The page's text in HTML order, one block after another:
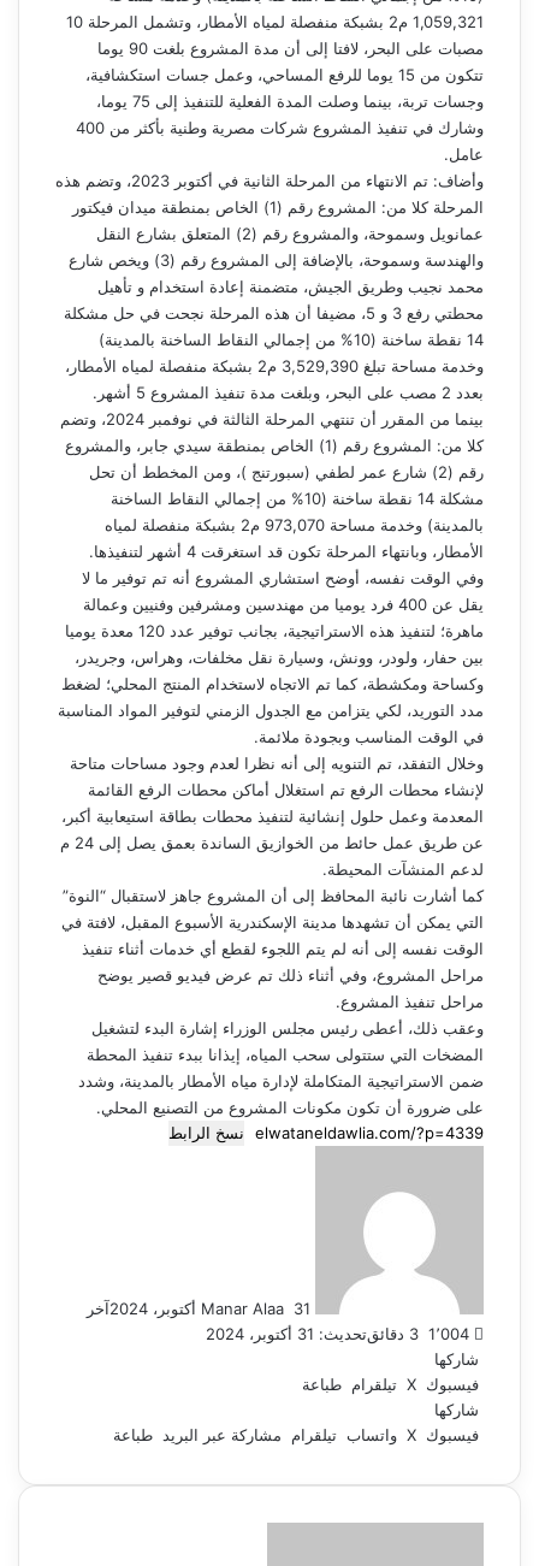
1,059,321 م2 بشبكة منفصلة لمياه الأمطار، وتشمل المرحلة 10
مصبات على البحر، لافتا إلى أن مدة المشروع بلغت 90 يوما
تتكون من 15 يوما للرفع المساحي، وعمل جسات استكشافية،
وجسات تربة، بينما وصلت المدة الفعلية للتنفيذ إلى 75 يوما،
وشارك في تنفيذ المشروع شركات مصرية وطنية بأكثر من 400
عامل.
وأضاف: تم الانتهاء من المرحلة الثانية في أكتوبر 2023، وتضم هذه
المرحلة كلا من: المشروع رقم (1) الخاص بمنطقة ميدان فيكتور
عمانويل وسموحة، والمشروع رقم (2) المتعلق بشارع النقل
والهندسة وسموحة، بالإضافة إلى المشروع رقم (3) ويخص شارع
محمد نجيب وطريق الجيش، متضمنة إعادة استخدام و تأهيل
محطتي رفع 3 و 5، مضيفا أن هذه المرحلة نجحت في حل مشكلة
14 نقطة ساخنة (10% من إجمالي النقاط الساخنة بالمدينة)
وخدمة مساحة تبلغ 3,529,390 م2 بشبكة منفصلة لمياه الأمطار،
بعدد 2 مصب على البحر، وبلغت مدة تنفيذ المشروع 5 أشهر.
بينما من المقرر أن تنتهي المرحلة الثالثة في نوفمبر 2024، وتضم
كلا من: المشروع رقم (1) الخاص بمنطقة سيدي جابر، والمشروع
رقم (2) شارع عمر لطفي (سبورتنج )، ومن المخطط أن تحل
مشكلة 14 نقطة ساخنة (10% من إجمالي النقاط الساخنة
بالمدينة) وخدمة مساحة 973,070 م2 بشبكة منفصلة لمياه
الأمطار، وبانتهاء المرحلة تكون قد استغرقت 4 أشهر لتنفيذها.
وفي الوقت نفسه، أوضح استشاري المشروع أنه تم توفير ما لا
يقل عن 400 فرد يوميا من مهندسين ومشرفين وفنيين وعمالة
ماهرة؛ لتنفيذ هذه الاستراتيجية، بجانب توفير عدد 120 معدة يوميا
بين حفار، ولودر، وونش، وسيارة نقل مخلفات، وهراس، وجريدر،
وكساحة ومكشطة، كما تم الاتجاه لاستخدام المنتج المحلي؛ لضغط
مدد التوريد، لكي يتزامن مع الجدول الزمني لتوفير المواد المناسبة
في الوقت المناسب وبجودة ملائمة.
وخلال التفقد، تم التنويه إلى أنه نظرا لعدم وجود مساحات متاحة
لإنشاء محطات الرفع تم استغلال أماكن محطات الرفع القائمة
المعدمة وعمل حلول إنشائية لتنفيذ محطات بطاقة استيعابية أكبر،
عن طريق عمل حائط من الخوازيق الساندة بعمق يصل إلى 24 م
لدعم المنشآت المحيطة.
كما أشارت نائبة المحافظ إلى أن المشروع جاهز لاستقبال “النوة”
التي يمكن أن تشهدها مدينة الإسكندرية الأسبوع المقبل، لافتة في
الوقت نفسه إلى أنه لم يتم اللجوء لقطع أي خدمات أثناء تنفيذ
مراحل المشروع، وفي أثناء ذلك تم عرض فيديو قصير يوضح
مراحل تنفيذ المشروع.
وعقب ذلك، أعطى رئيس مجلس الوزراء إشارة البدء لتشغيل
المضخات التي ستتولى سحب المياه، إيذانا ببدء تنفيذ المحطة
ضمن الاستراتيجية المتكاملة لإدارة مياه الأمطار بالمدينة، وشدد
على ضرورة أن تكون مكونات المشروع من التصنيع المحلي.
نسخ الرابط
Manar Alaa 31 أكتوبر، 2024
آخر
تحديث: 31 أكتوبر، 2024
شاركها
فيسبوك ‫X تيلقرام طباعة
شاركها
فيسبوك ‫X واتساب تيلقرام مشاركة عبر البريد طباعة